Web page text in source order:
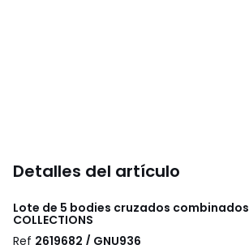
Detalles del artículo
Lote de 5 bodies cruzados combinados
COLLECTIONS
Ref 2619682 / GNU936